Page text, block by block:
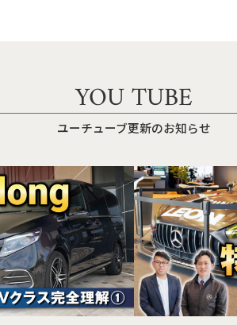
YOU TUBE
ユーチューブ更新のお知らせ